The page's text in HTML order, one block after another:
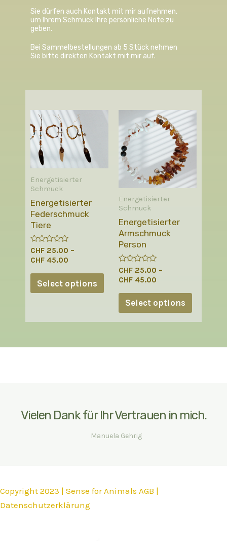
Sie dürfen auch Kontakt mit mir aufnehmen,
um Ihrem Schmuck Ihre persönliche Note zu
geben.
Bei Sammelbestellungen ab 5 Stück nehmen
Sie bitte direkten Kontakt mit mir auf.
Energetisierter
Schmuck
Energetisierter
Federschmuck
Tiere
R
a
t
o
f
CHF 25.00 –
CHF 45.00
Select options
Energetisierter
Schmuck
Energetisierter
Armschmuck
Person
R
a
t
o
5
CHF 25.00 –
CHF 45.00
Select options
Vielen Dank für Ihr Vertrauen in mich.
Manuela Gehrig
Copyright 2023 | Sense for Animals AGB |
Datenschutzerklärung